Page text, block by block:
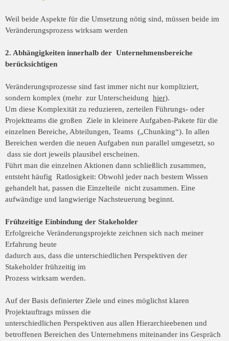
Weil beide Aspekte für die Umsetzung nötig sind, müssen beide im
Veränderungsprozess wirksam werden
2. Abhängigkeiten innerhalb der Unternehmensbereiche
berücksichtigen
Veränderungsprozesse sind fast immer nicht nur kompliziert,
sondern komplex (mehr zur Unterscheidung hier).
Um diese Komplexität zu reduzieren, zerteilen Führungs- oder
Projektteams die großen Ziele in kleinere Aufgaben-Pakete für die
einzelnen Bereiche, Abteilungen, Teams („Chunking“). In allen
Bereichen werden die neuen Aufgaben nun parallel umgesetzt, so
dass sie dort jeweils plausibel erscheinen.
Führt man die einzelnen Aktionen dann schließlich zusammen,
entsteht häufig Ratlosigkeit: Obwohl jeder nach bestem Wissen
gehandelt hat, passen die Einzelteile nicht zusammen. Eine
aufwändige und langwierige Nachsteuerung beginnt.
Frühzeitige Einbindung der Stakeholder
Erfolgreiche Veränderungsprojekte zeichnen sich nach meiner
Erfahrung heute
dadurch aus, dass die unterschiedlichen Perspektiven der
Stakeholder frühzeitig im
Prozess wirksam werden.
Auf der Basis definierter Ziele und eines möglichst klaren
Projektauftrags müssen die
unterschiedlichen Perspektiven aus allen Hierarchieebenen und
betroffenen Bereichen des Unternehmens miteinander ins Gespräch